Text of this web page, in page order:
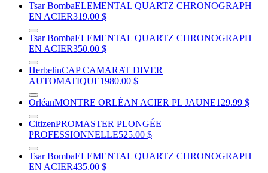
Tsar BombaELEMENTAL QUARTZ CHRONOGRAPH
EN ACIER319.00 $
Tsar BombaELEMENTAL QUARTZ CHRONOGRAPH
EN ACIER350.00 $
HerbelinCAP CAMARAT DIVER
AUTOMATIQUE1980.00 $
OrléanMONTRE ORLÉAN ACIER PL JAUNE129.99 $
CitizenPROMASTER PLONGÉE
PROFESSIONNELLE525.00 $
Tsar BombaELEMENTAL QUARTZ CHRONOGRAPH
EN ACIER435.00 $